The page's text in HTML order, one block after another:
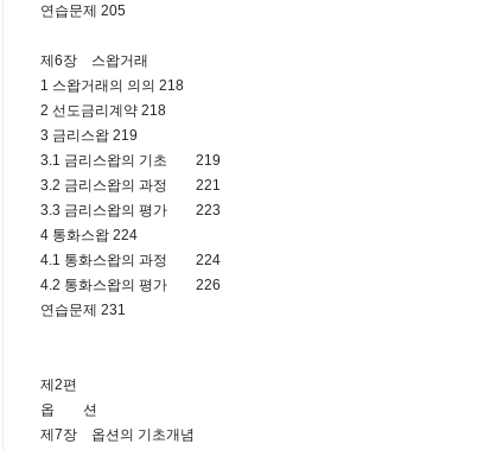
연습문제 205
제6장 스왑거래
1 스왑거래의 의의 218
2 선도금리계약 218
3 금리스왑 219
3.1 금리스왑의 기초 219
3.2 금리스왑의 과정 221
3.3 금리스왑의 평가 223
4 통화스왑 224
4.1 통화스왑의 과정 224
4.2 통화스왑의 평가 226
연습문제 231
제2편
옵 션
제7장 옵션의 기초개념